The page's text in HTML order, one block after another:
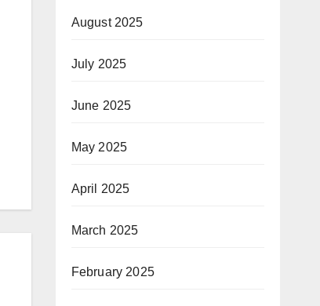
August 2025
July 2025
June 2025
May 2025
April 2025
March 2025
February 2025